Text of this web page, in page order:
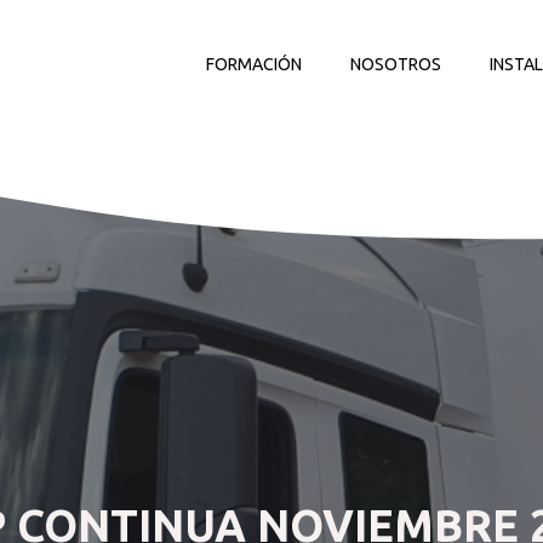
FORMACIÓN NOSOTROS
CONTINUA NOVIEMBRE